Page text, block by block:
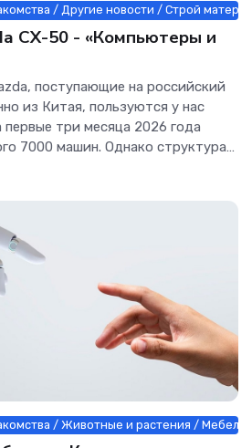
/ Другие новости / Строй
CX-50 - «Компьютеры и
поступающие на российский
из Китая, пользуются у нас
три месяца 2026 года
7000 машин. Однако структура
/ Животные и растения / Мебель,